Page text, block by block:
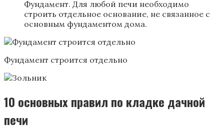
Фундамент. Для любой печи необходимо
строить отдельное основание, не связанное с
основным фундаментом дома.
Фундамент строится отдельно
10 основных правил по кладке дачной
печи